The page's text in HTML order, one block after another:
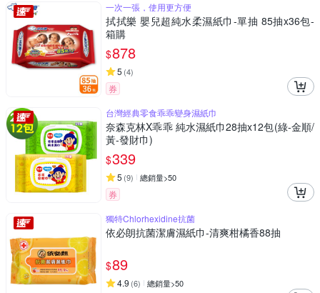
一次一張，使用更方便
拭拭樂 嬰兒超純水柔濕紙巾-單抽 85抽x36包-
箱購
$878
5 (4)
券
台灣經典零食乖乖變身濕紙巾
奈森克林X乖乖 純水濕紙巾28抽x12包(綠-金順/
黃-發財巾)
$339
5 (9) 總銷量>50
券
獨特Chlorhexidine抗菌
依必朗抗菌潔膚濕紙巾-清爽柑橘香88抽
$89
4.9 (6) 總銷量>50